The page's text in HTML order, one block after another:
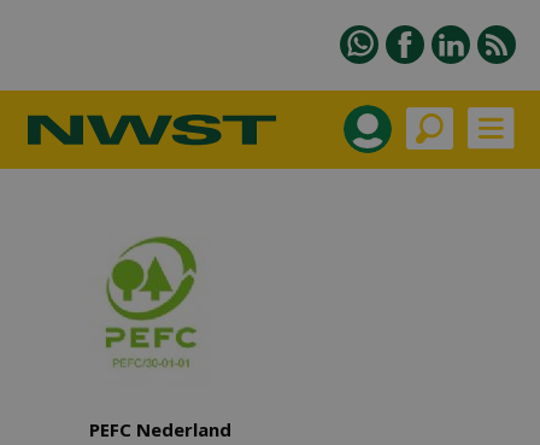
PEFC Nederland